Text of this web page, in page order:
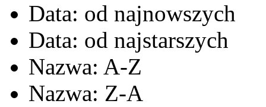
Data: od najnowszych
Data: od najstarszych
Nazwa: A-Z
Nazwa: Z-A